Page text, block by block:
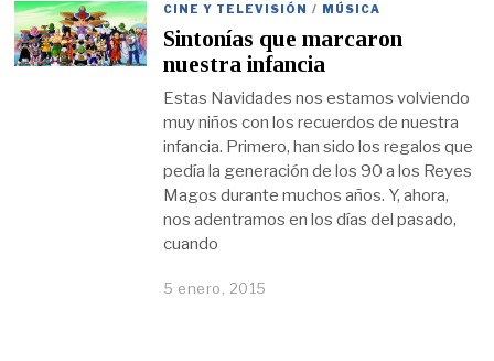
CINE Y TELEVISIÓN / MÚSICA
Sintonías que marcaron
nuestra infancia
Estas Navidades nos estamos volviendo
muy niños con los recuerdos de nuestra
infancia. Primero, han sido los regalos que
pedía la generación de los 90 a los Reyes
Magos durante muchos años. Y, ahora,
nos adentramos en los días del pasado,
cuando
5 enero, 2015